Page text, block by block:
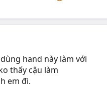
hand này làm với
thấy cậu làm
em đi.